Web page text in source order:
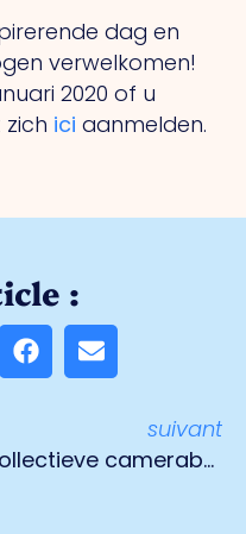
dag en
verwelkomen!
2020 of u
zich ici aanmelden.
:
suivant
Collectieve camerabewaking Veilig Venlo gaat door